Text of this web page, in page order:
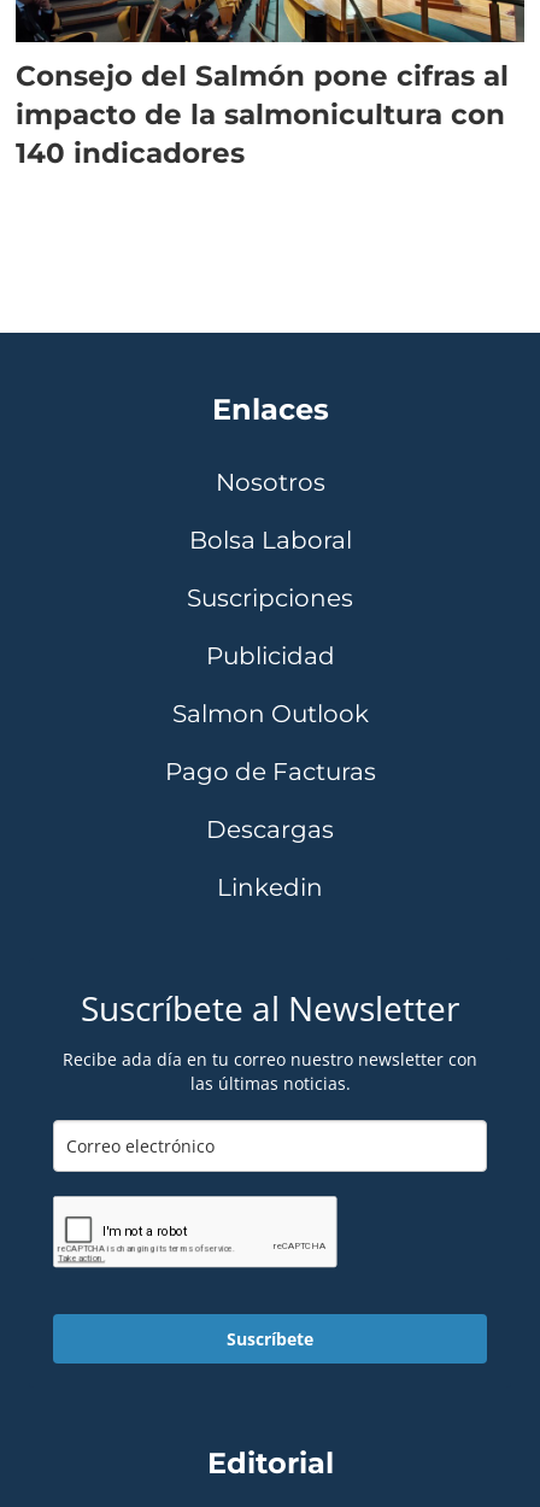
Consejo del Salmón pone cifras al
impacto de la salmonicultura con
140 indicadores
Enlaces
Nosotros
Bolsa Laboral
Suscripciones
Publicidad
Salmon Outlook
Pago de Facturas
Descargas
Linkedin
Suscríbete al Newsletter
Recibe ada día en tu correo nuestro newsletter con
las últimas noticias.
Suscríbete
Editorial